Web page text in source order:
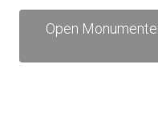
Open